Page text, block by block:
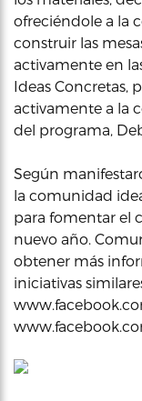
ofreciéndole a la
construir las
activamente en
Ideas Concretas,
activamente a la
del programa,
Según
la comunidad
para fomentar el
nuevo año.
obtener más
iniciativas